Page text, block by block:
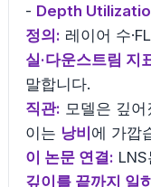
- Depth
정의: 레이어 수
실·다운스트림 지
말합니다.
직관: 모델은 깊
이는 낭비에 가깝
이 논문 연결:
깊이를 끝까지 일